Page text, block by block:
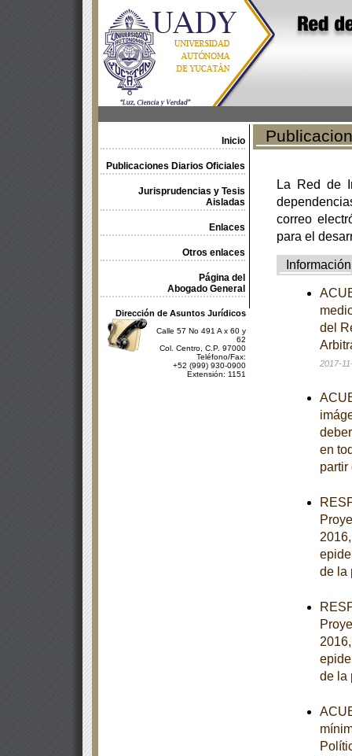
Inicio
Publicaciones Diarios Oficiales
Jurisprudencias y Tesis
Aisladas
Enlaces
Otros enlaces
Página del
Abogado General
Dirección de Asuntos Jurídicos
Calle 57 No 491 A x 60 y
62
Col. Centro, C.P. 97000
Teléfono/Fax:
+52 (999) 930-0900
Extensión: 1151
La Red de
correo
para el
Información
del
2017-
en
de la
de la